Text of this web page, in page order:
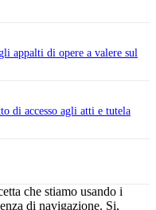
appalti di opere a valere sul
di accesso agli atti e tutela
che stiamo usando i
di navigazione. Si,